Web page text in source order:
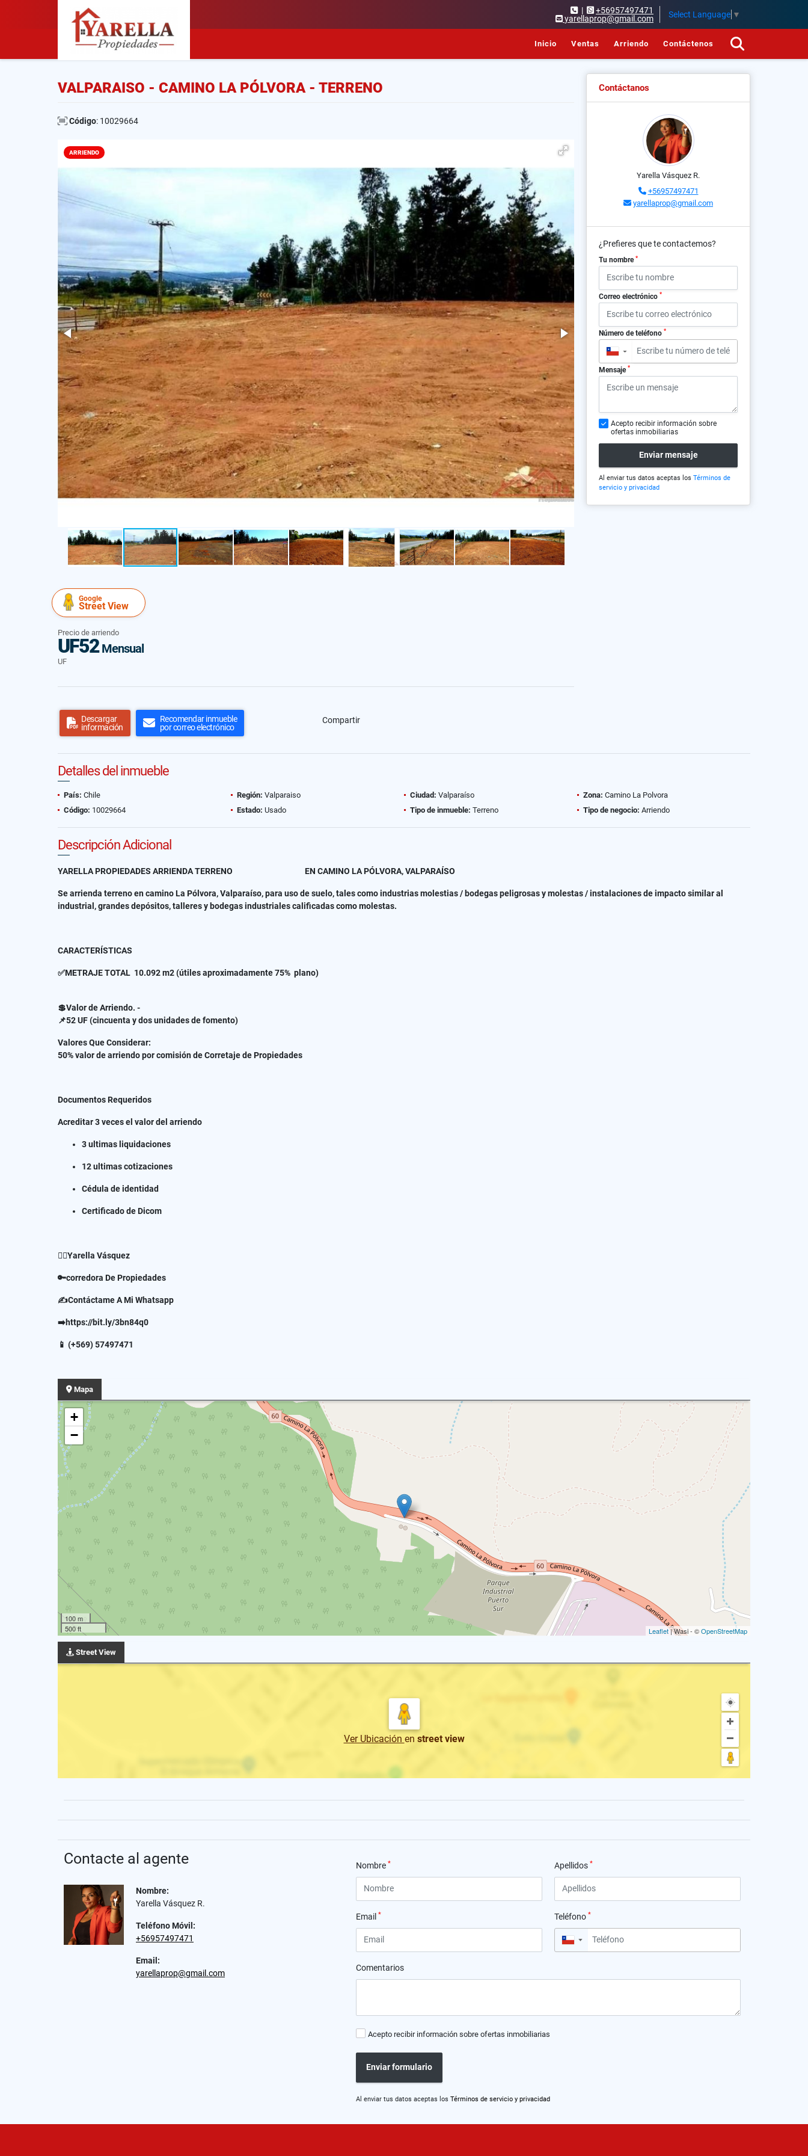
|
+56957497471
yarellaprop@gmail.com
Select Language ▼
Inicio Ventas Arriendo Contáctenos
VALPARAISO - CAMINO LA PÓLVORA - TERRENO
Código: 10029664
ARRIENDO
Google
Street View
Precio de arriendo
UF52Mensual
UF
Descargar
información
Recomendar inmueble
por correo electrónico
Compartir
Contáctanos
Yarella Vásquez R.
+56957497471
yarellaprop@gmail.com
¿Prefieres que te contactemos?
Tu nombre *
Correo electrónico *
Número de teléfono *
▼
Mensaje *
Acepto recibir información sobre
ofertas inmobiliarias
Enviar mensaje
Al enviar tus datos aceptas los Términos de
servicio y privacidad
Detalles del inmueble
País: Chile Región: Valparaiso Ciudad: Valparaíso Zona: Camino La Polvora
Código: 10029664 Estado: Usado Tipo de inmueble: Terreno Tipo de negocio: Arriendo
Descripción Adicional
YARELLA PROPIEDADES ARRIENDA TERRENO EN CAMINO LA PÓLVORA, VALPARAÍSO
Se arrienda terreno en camino La Pólvora, Valparaíso, para uso de suelo, tales como industrias molestias / bodegas peligrosas y molestas / instalaciones de impacto similar al
industrial, grandes depósitos, talleres y bodegas industriales calificadas como molestas.
CARACTERÍSTICAS
✅METRAJE TOTAL 10.092 m2 (útiles aproximadamente 75% plano)
💲Valor de Arriendo. -
📌52 UF (cincuenta y dos unidades de fomento)
Valores Que Considerar:
50% valor de arriendo por comisión de Corretaje de Propiedades
Documentos Requeridos
Acreditar 3 veces el valor del arriendo
3 ultimas liquidaciones
12 ultimas cotizaciones
Cédula de identidad
Certificado de Dicom
✍🏻Yarella Vásquez
🔑corredora De Propiedades
✍Contáctame A Mi Whatsapp
➡️https://bit.ly/3bn84q0
📱 (+569) 57497471
Mapa
+
−
100 m
500 ft
Leaflet| Wasi - ©OpenStreetMap
Street View
Ver Ubicación en street view
Contacte al agente
Nombre:
Yarella Vásquez R.
Teléfono Móvil:
+56957497471
Email:
yarellaprop@gmail.com
Nombre * Apellidos *
Email * Teléfono *
▼
Comentarios
Acepto recibir información sobre ofertas inmobiliarias
Enviar formulario
Al enviar tus datos aceptas los Términos de servicio y privacidad